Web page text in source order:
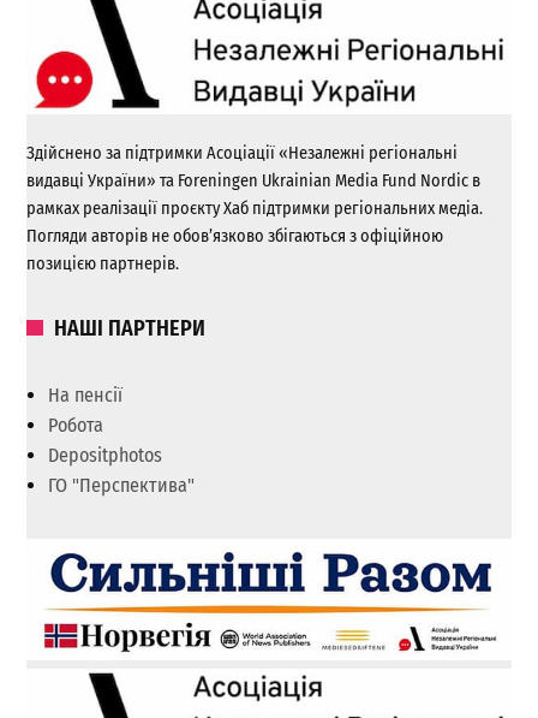
Здійснено за підтримки Асоціації «Незалежні регіональні
видавці України» та Foreningen Ukrainian Media Fund Nordic в
рамках реалізації проєкту Хаб підтримки регіональних медіа.
Погляди авторів не обов’язково збігаються з офіційною
позицією партнерів.
НАШІ ПАРТНЕРИ
На пенсії
Робота
Depositphotos
ГО "Перспектива"